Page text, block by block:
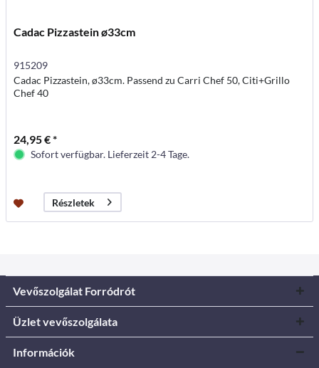
Cadac Pizzastein ø33cm
915209
Cadac Pizzastein, ø33cm. Passend zu Carri Chef 50, Citi+Grillo
Chef 40
24,95 € *
Sofort verfügbar. Lieferzeit 2-4 Tage.
Részletek
Vevőszolgálat Forródrót
Üzlet vevőszolgálata
Információk